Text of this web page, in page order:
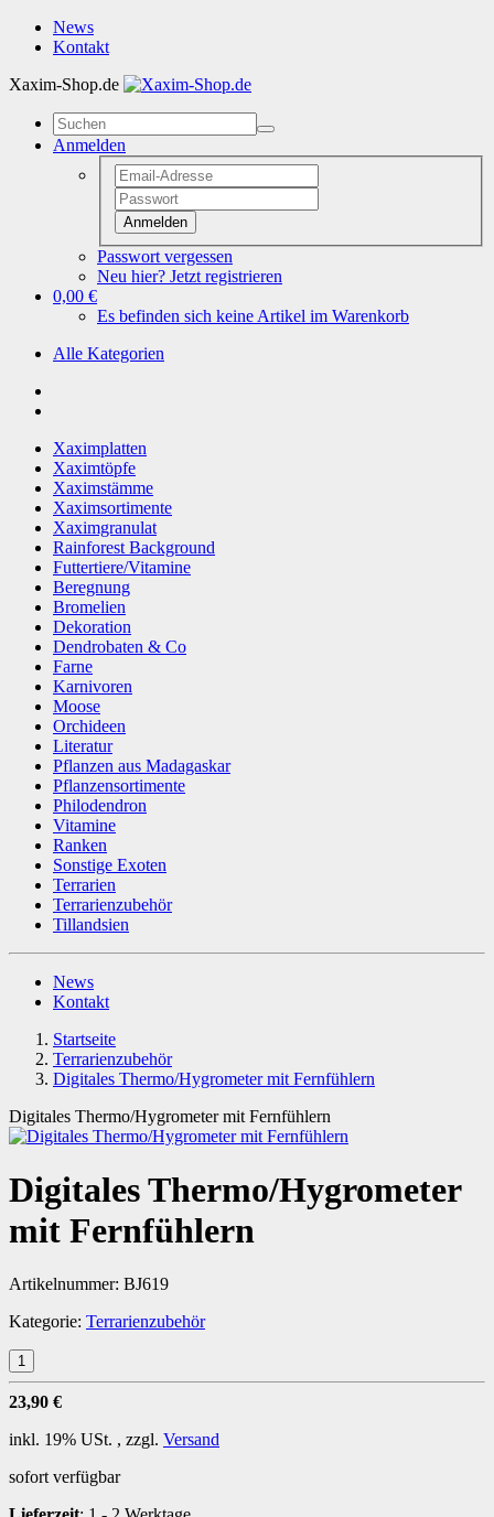
News
Kontakt
Xaxim-Shop.de
Anmelden
Anmelden
Passwort vergessen
Neu hier? Jetzt registrieren
0,00 €
Es befinden sich keine Artikel im Warenkorb
Alle Kategorien
Xaximplatten
Xaximtöpfe
Xaximstämme
Xaximsortimente
Xaximgranulat
Rainforest Background
Futtertiere/Vitamine
Beregnung
Bromelien
Dekoration
Dendrobaten & Co
Farne
Karnivoren
Moose
Orchideen
Literatur
Pflanzen aus Madagaskar
Pflanzensortimente
Philodendron
Vitamine
Ranken
Sonstige Exoten
Terrarien
Terrarienzubehör
Tillandsien
News
Kontakt
Startseite
Terrarienzubehör
Digitales Thermo/Hygrometer mit Fernfühlern
Digitales Thermo/Hygrometer mit Fernfühlern
Digitales Thermo/Hygrometer
mit Fernfühlern
Artikelnummer: BJ619
Kategorie: Terrarienzubehör
23,90 €
inkl. 19% USt. , zzgl. Versand
sofort verfügbar